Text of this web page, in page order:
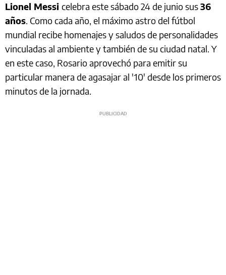
Lionel Messi celebra este sábado 24 de junio sus36
años. Como cada año, el máximo astro del fútbol
mundial recibe homenajes y saludos de personalidades
vinculadas al ambiente y también de su ciudad natal. Y
en este caso, Rosario aprovechó para emitir su
particular manera de agasajar al '10' desde los primeros
minutos de la jornada.